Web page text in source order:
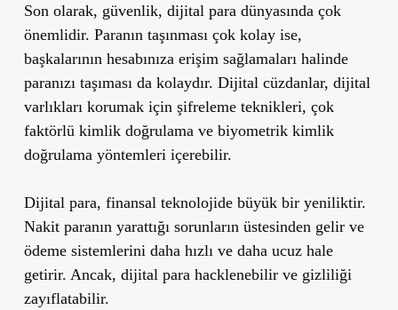
Son olarak, güvenlik, dijital para dünyasında çok
önemlidir. Paranın taşınması çok kolay ise,
başkalarının hesabınıza erişim sağlamaları halinde
paranızı taşıması da kolaydır. Dijital cüzdanlar, dijital
varlıkları korumak için şifreleme teknikleri, çok
faktörlü kimlik doğrulama ve biyometrik kimlik
doğrulama yöntemleri içerebilir.
Dijital para, finansal teknolojide büyük bir yeniliktir.
Nakit paranın yarattığı sorunların üstesinden gelir ve
ödeme sistemlerini daha hızlı ve daha ucuz hale
getirir. Ancak, dijital para hacklenebilir ve gizliliği
zayıflatabilir.